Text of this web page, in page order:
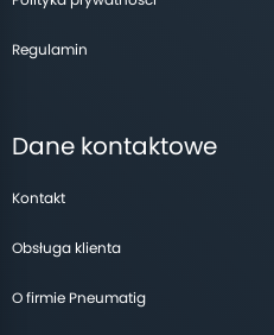
Regulamin
Dane kontaktowe
Kontakt
Obsługa klienta
O firmie Pneumatig